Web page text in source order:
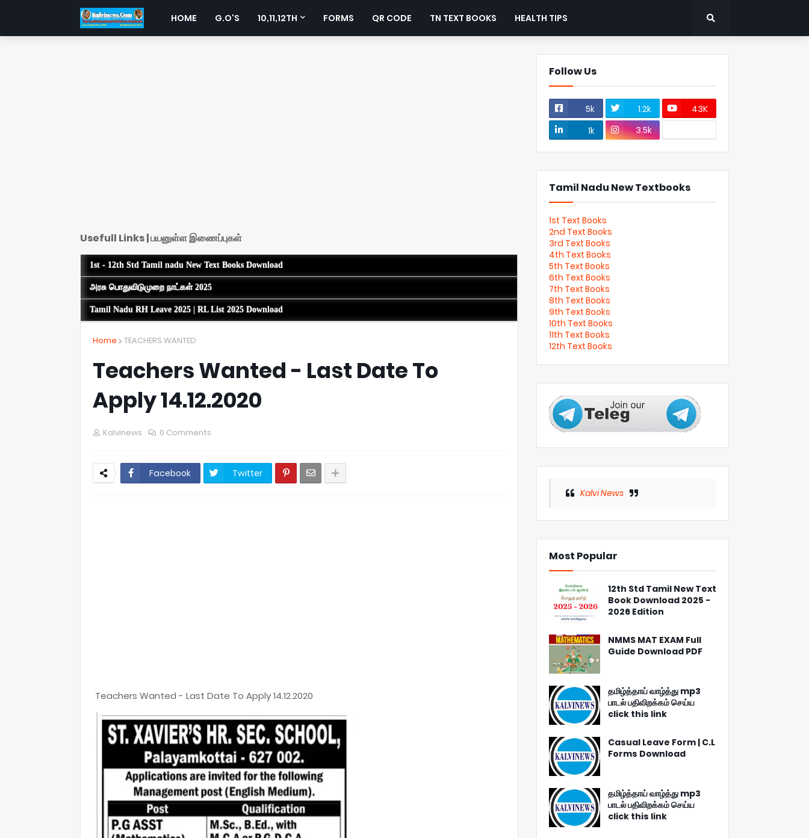
HOME G.O'S 10,11,12TH FORMS QR CODE TN TEXT BOOKS HEALTH TIPS
Usefull Links | பயனுள்ள இணைப்புகள்
1st - 12th Std Tamil nadu New Text Books Download
அரசு பொதுவிடுமுறை நாட்கள் 2025
Tamil Nadu RH Leave 2025 | RL List 2025 Download
Home TEACHERS WANTED
Teachers Wanted - Last Date To
Apply 14.12.2020
Kalvinews 0 Comments
Facebook Twitter
Teachers Wanted - Last Date To Apply 14.12.2020
Follow Us
5k 1.2k
43K
1k
3.5k
Tamil Nadu New Textbooks
1st Text Books
2nd Text Books
3rd Text Books
4th Text Books
5th Text Books
6th Text Books
7th Text Books
8th Text Books
9th Text Books
10th Text Books
11th Text Books
12th Text Books
Kalvi News
Most Popular
12th Std Tamil New Text
Book Download 2025 -
2026 Edition
NMMS MAT EXAM Full
Guide Download PDF
தமிழ்த்தாய் வாழ்த்து mp3
பாடல் பதிவிறக்கம் செய்ய
click this link
Casual Leave Form | C.L
Forms Download
தமிழ்த்தாய் வாழ்த்து mp3
பாடல் பதிவிறக்கம் செய்ய
click this link